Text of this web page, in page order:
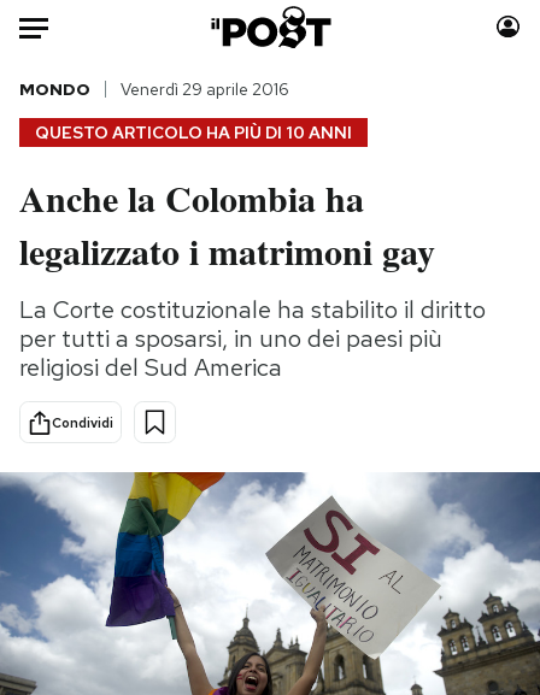
Auto
HOME
Italia
Politica
Tecnologia
Internet
Scienza
Cultura
Economia
Sport
Moda
Consumismi
Storie/Idee
Ok Boomer!
Mondiali calcio 2026
PODCAST
NEWSLETTER
QUESTO ARTICOLO HA PIÙ DI 10 ANNI
MONDO Venerdì 29 aprile 2016
Anche la Colombia ha
legalizzato i matrimoni gay
La Corte costituzionale ha stabilito il diritto
per tutti a sposarsi, in uno dei paesi più
religiosi del Sud America
Condividi